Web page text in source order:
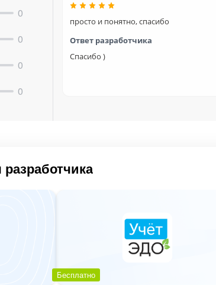
→ показываем "Количество лицензий",
"Тематика", "Количество часов"
— настройка без программирования
— полная совместимость
сохраняются моментально
0
0
0
0
просто и понятно, спасибо
Ответ разработчика
Спасибо )
Бесплатно